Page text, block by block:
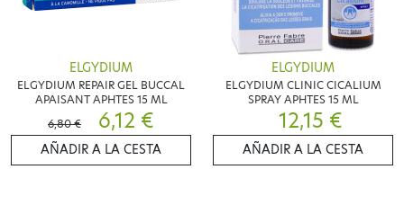
ELGYDIUM
ELGYDIUM REPAIR GEL BUCCAL
APAISANT APHTES 15 ML
6,80 €
6,12 €
AÑADIR A LA CESTA
ELGYDIUM
ELGYDIUM CLINIC CICALIUM
SPRAY APHTES 15 ML
12,15 €
AÑADIR A LA CESTA